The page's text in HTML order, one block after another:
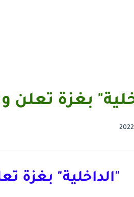
بغزة
"الداخلية" بغزة